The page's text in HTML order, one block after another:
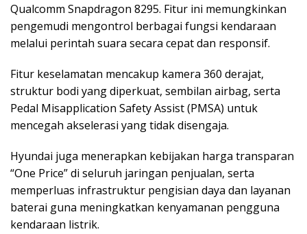
Qualcomm Snapdragon 8295. Fitur ini memungkinkan
pengemudi mengontrol berbagai fungsi kendaraan
melalui perintah suara secara cepat dan responsif.
Fitur keselamatan mencakup kamera 360 derajat,
struktur bodi yang diperkuat, sembilan airbag, serta
Pedal Misapplication Safety Assist (PMSA) untuk
mencegah akselerasi yang tidak disengaja.
Hyundai juga menerapkan kebijakan harga transparan
“One Price” di seluruh jaringan penjualan, serta
memperluas infrastruktur pengisian daya dan layanan
baterai guna meningkatkan kenyamanan pengguna
kendaraan listrik.